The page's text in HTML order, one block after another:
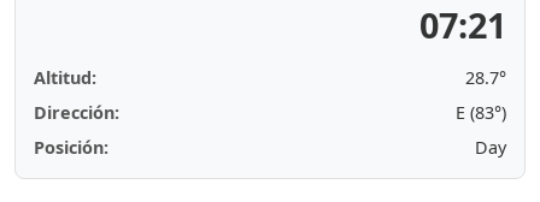
07:21
Altitud:
28.7°
Dirección:
E (83°)
Posición:
Day